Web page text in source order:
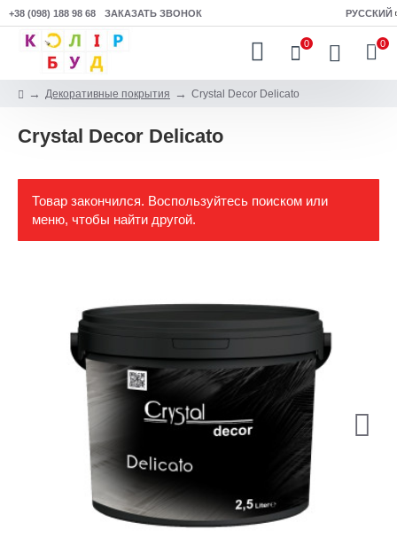
+38 (098) 188 98 68 ЗАКАЗАТЬ ЗВОНОК РУССКИЙ
0 0
Декоративные покрытия Crystal Decor Delicato
Crystal Decor Delicato